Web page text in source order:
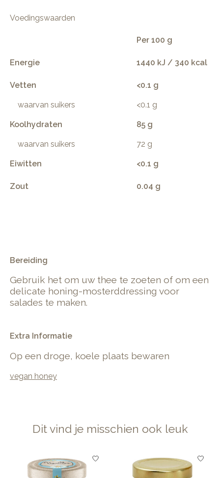
Voedingswaarden
Per 100 g
Energie 1440 kJ / 340 kcal
Vetten <0.1 g
waarvan suikers <0.1 g
Koolhydraten 85 g
waarvan suikers 72 g
Eiwitten <0.1 g
Zout 0.04 g
Bereiding
Gebruik het om uw thee te zoeten of om een
​​delicate honing-mosterddressing voor
salades te maken.
Extra Informatie
Op een droge, koele plaats bewaren
vegan honey
Dit vind je misschien ook leuk
Items van productcarrousel